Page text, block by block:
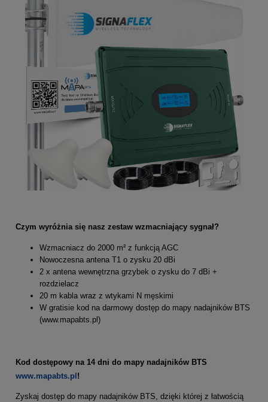
Czym wyróżnia się nasz zestaw wzmacniający sygnał?
Wzmacniacz do 2000 m² z funkcją AGC
Nowoczesna antena T1 o zysku 20 dBi
2 x antena wewnętrzna grzybek o zysku do 7 dBi +
rozdzielacz
20 m kabla wraz z wtykami N męskimi
W gratisie kod na darmowy dostęp do mapy nadajników BTS
(www.mapabts.pl)
Kod dostępowy na 14 dni do mapy nadajników BTS
www.mapabts.pl !
Zyskaj dostęp do mapy nadajników BTS, dzięki której z łatwością